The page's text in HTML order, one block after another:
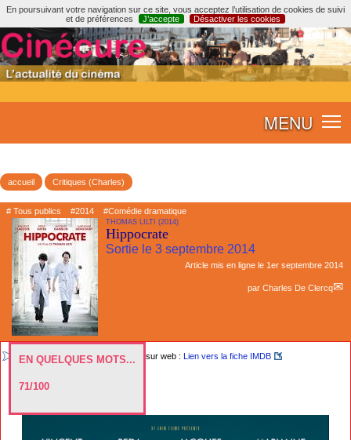
En poursuivant votre navigation sur ce site, vous acceptez l’utilisation de cookies de suivi
et de préférences
J’accepte Désactiver les cookies
MENU
accueil Critiques (Charles)
# Tous publics #2014 #Comédie dramatique
THOMAS LILTI (2014)
Hippocrate
Sortie le 3 septembre 2014
Article mis en ligne le 1er septembre 2014
par Charles De Clercq
EN QUELQUES MOTS...
71/100
sur web : Lien vers la fiche IMDB